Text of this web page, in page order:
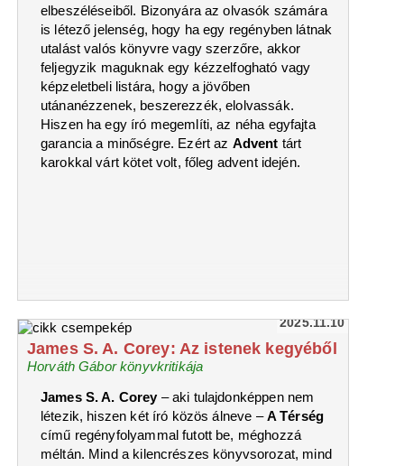
elbeszéléseiből. Bizonyára az olvasók számára
is létező jelenség, hogy ha egy regényben látnak
utalást valós könyvre vagy szerzőre, akkor
feljegyzik maguknak egy kézzelfogható vagy
képzeletbeli listára, hogy a jövőben
utánanézzenek, beszerezzék, elolvassák.
Hiszen ha egy író megemlíti, az néha egyfajta
garancia a minőségre. Ezért az Advent tárt
karokkal várt kötet volt, főleg advent idején.
2025.11.10
James S. A. Corey: Az istenek kegyéből
Horváth Gábor könyvkritikája
James S. A. Corey – aki tulajdonképpen nem
létezik, hiszen két író közös álneve –A Térség
című regényfolyammal futott be, méghozzá
méltán. Mind a kilencrészes könyvsorozat, mind